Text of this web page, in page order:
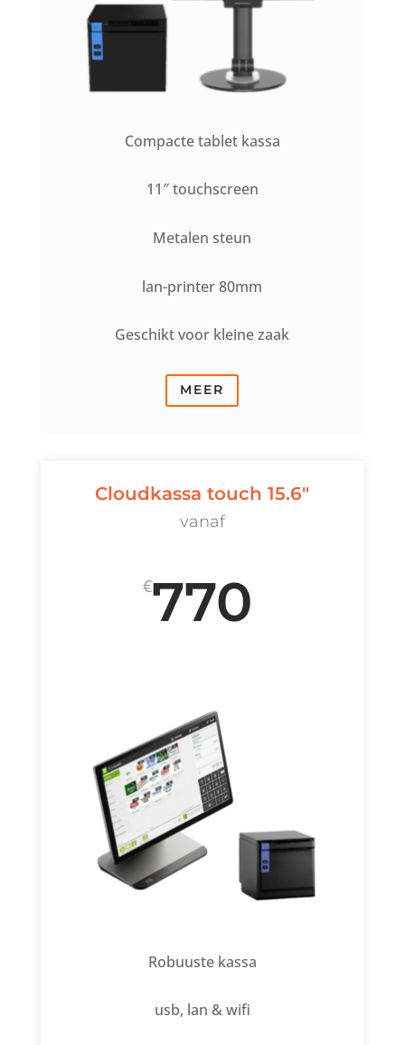
Compacte tablet kassa
11″ touchscreen
Metalen steun
lan-printer 80mm
Geschikt voor kleine zaak
MEER
Cloudkassa touch 15.6"
vanaf
€770
Robuuste kassa
usb, lan & wifi